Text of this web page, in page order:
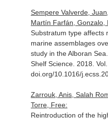
Sempere Valverde,
Martín Farfán, Gonzalo,
Substratum type affects
marine assemblages
study in the Alboran Sea.
Shelf Science. 2018.
doi.org/10.1016/
Zarrouk, Anis, Salah
Torre, Free:
Reintroduction of the